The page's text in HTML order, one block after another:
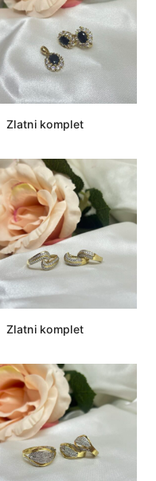
Zlatni komplet
Zlatni komplet